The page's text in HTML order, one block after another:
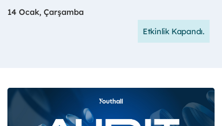
14 Ocak, Çarşamba
Etkinlik Kapandı.